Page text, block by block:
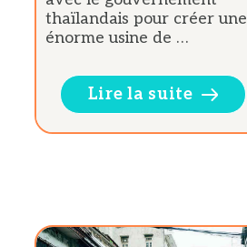
thaïlandais pour créer une
énorme usine de …
Lire la suite